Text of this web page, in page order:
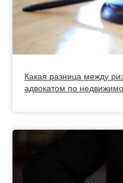
Какая разница между
адвокатом по